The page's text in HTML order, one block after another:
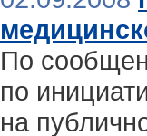
По
по
на